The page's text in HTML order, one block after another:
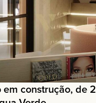
construção, de